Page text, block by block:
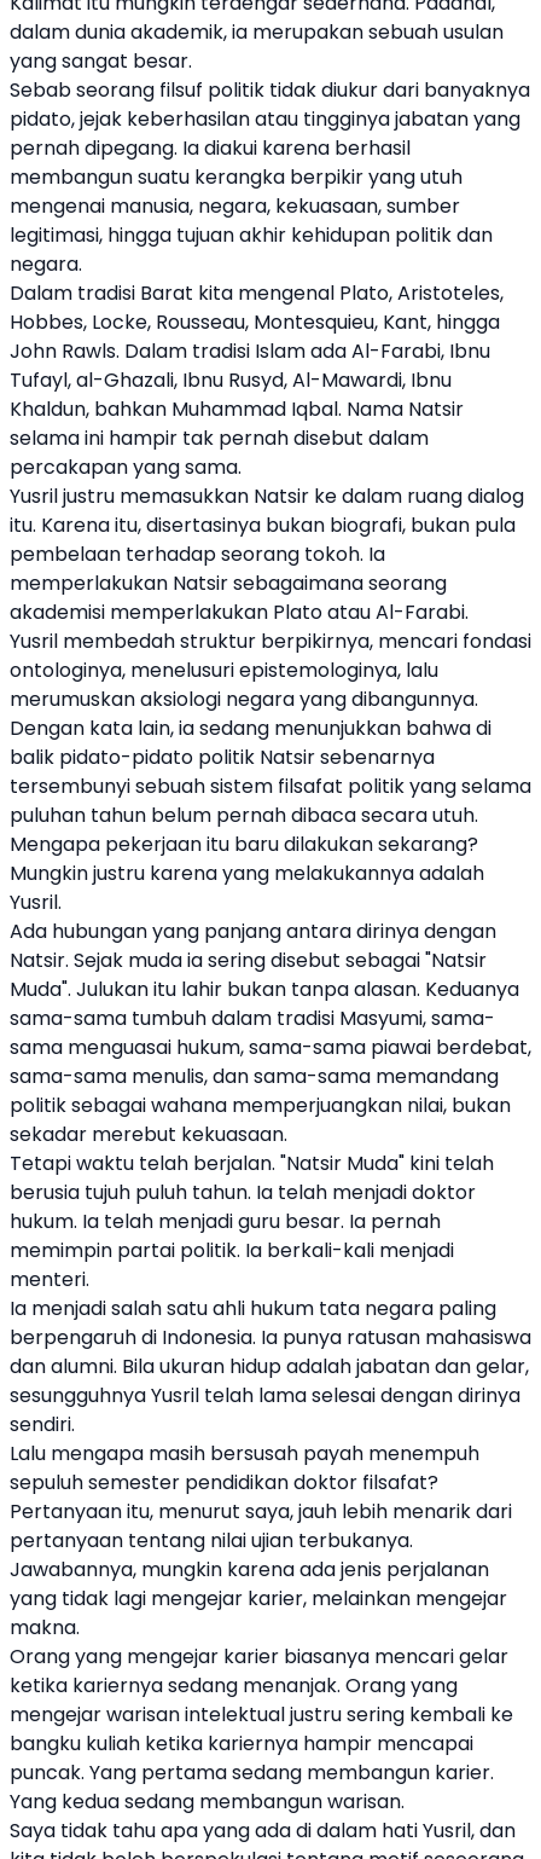
dalam dunia akademik, ia merupakan sebuah usulan
yang sangat besar.
Sebab seorang filsuf politik tidak diukur dari banyaknya
pidato, jejak keberhasilan atau tingginya jabatan yang
pernah dipegang. Ia diakui karena berhasil
membangun suatu kerangka berpikir yang utuh
mengenai manusia, negara, kekuasaan, sumber
legitimasi, hingga tujuan akhir kehidupan politik dan
negara.
Dalam tradisi Barat kita mengenal Plato, Aristoteles,
Hobbes, Locke, Rousseau, Montesquieu, Kant, hingga
John Rawls. Dalam tradisi Islam ada Al-Farabi, Ibnu
Tufayl, al-Ghazali, Ibnu Rusyd, Al-Mawardi, Ibnu
Khaldun, bahkan Muhammad Iqbal. Nama Natsir
selama ini hampir tak pernah disebut dalam
percakapan yang sama.
Yusril justru memasukkan Natsir ke dalam ruang dialog
itu. Karena itu, disertasinya bukan biografi, bukan pula
pembelaan terhadap seorang tokoh. Ia
memperlakukan Natsir sebagaimana seorang
akademisi memperlakukan Plato atau Al-Farabi.
Yusril membedah struktur berpikirnya, mencari fondasi
ontologinya, menelusuri epistemologinya, lalu
merumuskan aksiologi negara yang dibangunnya.
Dengan kata lain, ia sedang menunjukkan bahwa di
balik pidato-pidato politik Natsir sebenarnya
tersembunyi sebuah sistem filsafat politik yang selama
puluhan tahun belum pernah dibaca secara utuh.
Mengapa pekerjaan itu baru dilakukan sekarang?
Mungkin justru karena yang melakukannya adalah
Yusril.
Ada hubungan yang panjang antara dirinya dengan
Natsir. Sejak muda ia sering disebut sebagai "Natsir
Muda". Julukan itu lahir bukan tanpa alasan. Keduanya
sama-sama tumbuh dalam tradisi Masyumi, sama-
sama menguasai hukum, sama-sama piawai berdebat,
sama-sama menulis, dan sama-sama memandang
politik sebagai wahana memperjuangkan nilai, bukan
sekadar merebut kekuasaan.
Tetapi waktu telah berjalan. "Natsir Muda" kini telah
berusia tujuh puluh tahun. Ia telah menjadi doktor
hukum. Ia telah menjadi guru besar. Ia pernah
memimpin partai politik. Ia berkali-kali menjadi
menteri.
Ia menjadi salah satu ahli hukum tata negara paling
berpengaruh di Indonesia. Ia punya ratusan mahasiswa
dan alumni. Bila ukuran hidup adalah jabatan dan gelar,
sesungguhnya Yusril telah lama selesai dengan dirinya
sendiri.
Lalu mengapa masih bersusah payah menempuh
sepuluh semester pendidikan doktor filsafat?
Pertanyaan itu, menurut saya, jauh lebih menarik dari
pertanyaan tentang nilai ujian terbukanya.
Jawabannya, mungkin karena ada jenis perjalanan
yang tidak lagi mengejar karier, melainkan mengejar
makna.
Orang yang mengejar karier biasanya mencari gelar
ketika kariernya sedang menanjak. Orang yang
mengejar warisan intelektual justru sering kembali ke
bangku kuliah ketika kariernya hampir mencapai
puncak. Yang pertama sedang membangun karier.
Yang kedua sedang membangun warisan.
Saya tidak tahu apa yang ada di dalam hati Yusril, dan